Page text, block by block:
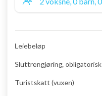
Leiebeløp
Sluttrengjøring, obligatorisk
Turistskatt (vuxen)